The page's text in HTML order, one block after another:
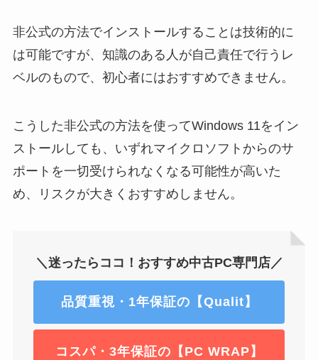
非公式の方法でインストールすることは技術的に
は可能ですが、知識のある人が自己責任で行うレ
ベルのもので、初心者にはおすすめできません。
こうした非公式の方法を使ってWindows 11をイン
ストールしても、いずれマイクロソフトからのサ
ポートを一切受けられなくなる可能性が高いた
め、リスクが大きくおすすめしません。
＼迷ったらココ！おすすめ中古PC専門店／
品質重視・1年保証の【Qualit】
コスパ・3年保証の【PC WRAP】